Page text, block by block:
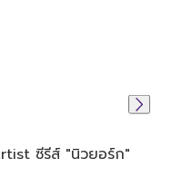
ซีรีส์ "นิวยอร์ก"